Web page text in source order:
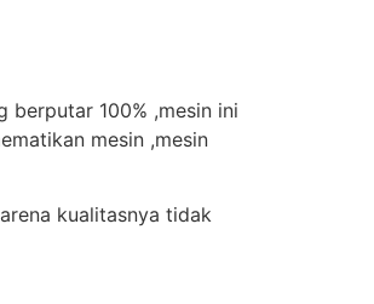
100% ,mesin ini
mesin ,mesin
kualitasnya tidak